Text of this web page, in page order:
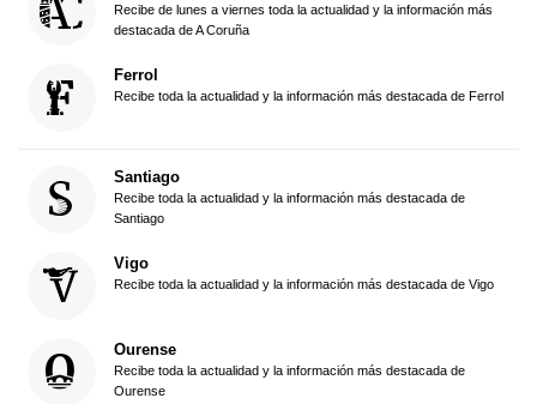
Recibe de lunes a viernes toda la actualidad y la información más
destacada de A Coruña
Ferrol
Recibe toda la actualidad y la información más destacada de Ferrol
Santiago
Recibe toda la actualidad y la información más destacada de
Santiago
Vigo
Recibe toda la actualidad y la información más destacada de Vigo
Ourense
Recibe toda la actualidad y la información más destacada de
Ourense